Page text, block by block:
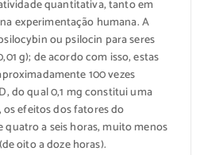
quantitativa, tanto em
experimentação humana. A
ou psilocin para seres
g); de acordo com isso, estas
100 vezes
do qual 0,1 mg constitui uma
efeitos dos fatores do
a seis horas, muito menos
oito a doze horas).